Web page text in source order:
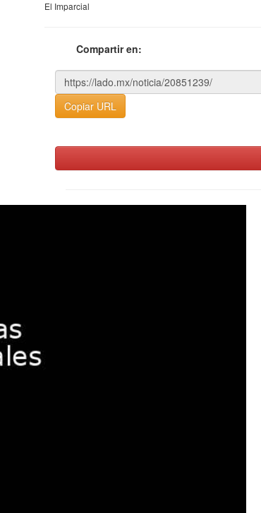
El Imparcial
Compartir en:
Copiar URL